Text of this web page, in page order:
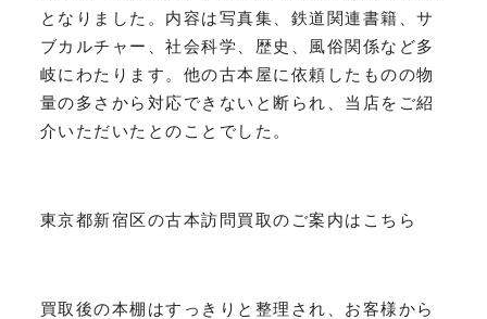
となりました。内容は写真集、鉄道関連書籍、サ
ブカルチャー、社会科学、歴史、風俗関係など多
岐にわたります。他の古本屋に依頼したものの物
量の多さから対応できないと断られ、当店をご紹
介いただいたとのことでした。
東京都新宿区の古本訪問買取のご案内はこちら
買取後の本棚はすっきりと整理され、お客様から